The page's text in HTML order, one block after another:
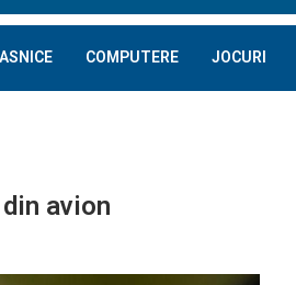
COMPUTERE JOCURI
avion